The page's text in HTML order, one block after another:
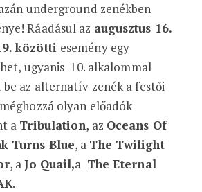
underground zenékben
Ráadásul az augusztus 16.
közötti esemény egy
ugyanis 10. alkalommal
az alternatív zenék a festői
olyan előadók
a Tribulation, az Oceans Of
Turns Blue, a The Twilight
, aJo Quail,a The Eternal
.